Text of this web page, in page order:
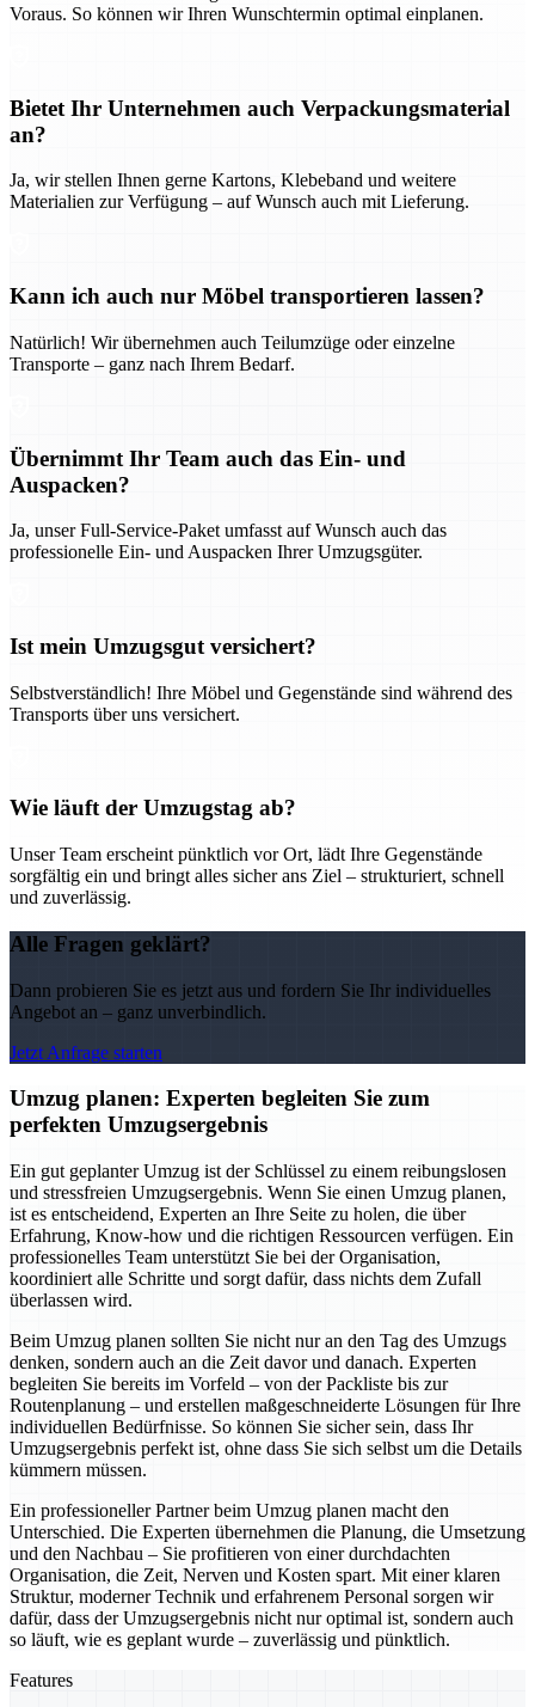
Voraus. So können wir Ihren Wunschtermin optimal einplanen.
Bietet Ihr Unternehmen auch Verpackungsmaterial
an?
Ja, wir stellen Ihnen gerne Kartons, Klebeband und weitere
Materialien zur Verfügung – auf Wunsch auch mit Lieferung.
Kann ich auch nur Möbel transportieren lassen?
Natürlich! Wir übernehmen auch Teilumzüge oder einzelne
Transporte – ganz nach Ihrem Bedarf.
Übernimmt Ihr Team auch das Ein- und
Auspacken?
Ja, unser Full-Service-Paket umfasst auf Wunsch auch das
professionelle Ein- und Auspacken Ihrer Umzugsgüter.
Ist mein Umzugsgut versichert?
Selbstverständlich! Ihre Möbel und Gegenstände sind während des
Transports über uns versichert.
Wie läuft der Umzugstag ab?
Unser Team erscheint pünktlich vor Ort, lädt Ihre Gegenstände
sorgfältig ein und bringt alles sicher ans Ziel – strukturiert, schnell
und zuverlässig.
Alle Fragen geklärt?
Dann probieren Sie es jetzt aus und fordern Sie Ihr individuelles
Angebot an – ganz unverbindlich.
Jetzt Anfrage starten
Umzug planen: Experten begleiten Sie zum
perfekten Umzugsergebnis
Ein gut geplanter Umzug ist der Schlüssel zu einem reibungslosen
und stressfreien Umzugsergebnis. Wenn Sie einen Umzug planen,
ist es entscheidend, Experten an Ihre Seite zu holen, die über
Erfahrung, Know-how und die richtigen Ressourcen verfügen. Ein
professionelles Team unterstützt Sie bei der Organisation,
koordiniert alle Schritte und sorgt dafür, dass nichts dem Zufall
überlassen wird.
Beim Umzug planen sollten Sie nicht nur an den Tag des Umzugs
denken, sondern auch an die Zeit davor und danach. Experten
begleiten Sie bereits im Vorfeld – von der Packliste bis zur
Routenplanung – und erstellen maßgeschneiderte Lösungen für Ihre
individuellen Bedürfnisse. So können Sie sicher sein, dass Ihr
Umzugsergebnis perfekt ist, ohne dass Sie sich selbst um die Details
kümmern müssen.
Ein professioneller Partner beim Umzug planen macht den
Unterschied. Die Experten übernehmen die Planung, die Umsetzung
und den Nachbau – Sie profitieren von einer durchdachten
Organisation, die Zeit, Nerven und Kosten spart. Mit einer klaren
Struktur, moderner Technik und erfahrenem Personal sorgen wir
dafür, dass der Umzugsergebnis nicht nur optimal ist, sondern auch
so läuft, wie es geplant wurde – zuverlässig und pünktlich.
Features